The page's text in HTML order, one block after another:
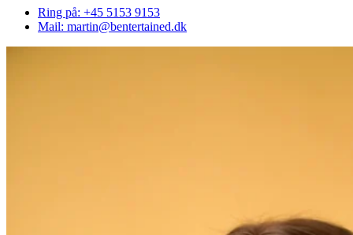
Ring på: +45 5153 9153
Mail: martin@bentertained.dk